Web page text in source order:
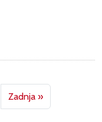
page
Zadnja »Last page